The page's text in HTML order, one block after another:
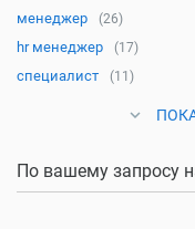
менеджер (26)
hr менеджер (17)
специалист (11)
По вашему запросу